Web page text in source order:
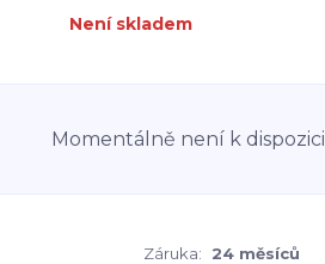
Není skladem
Momentálně není k dispozici
Záruka: 24 měsíců